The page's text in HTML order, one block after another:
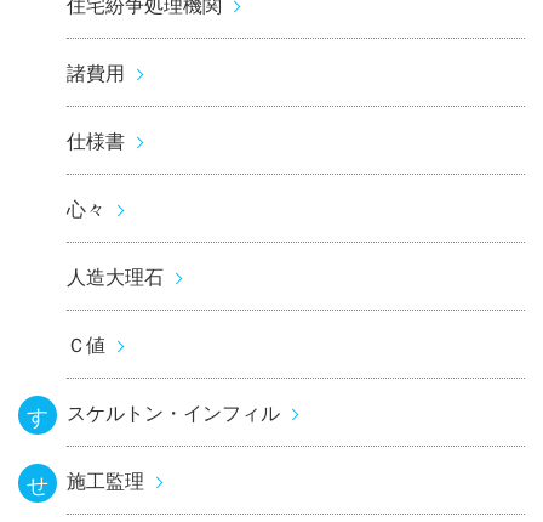
諸費用
仕様書
心々
人造大理石
Ｃ値
す スケルトン・インフィル
せ 施工監理